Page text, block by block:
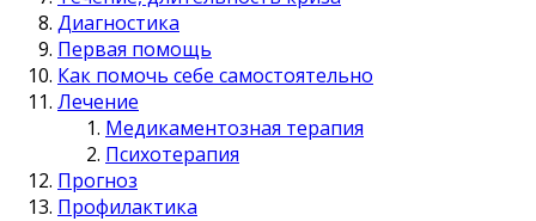
Диагностика
Первая помощь
Как помочь себе самостоятельно
Лечение
Медикаментозная терапия
Психотерапия
Прогноз
Профилактика